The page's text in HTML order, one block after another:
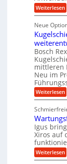
r
e
g
e
u
g
e
g
a
g
e
l
e
ü
r
r
ä
z
i
s
e
H
e
e
g
u
g
e
n
o
n
f
r
t
t
i
v
e
a
s
c
h
i
Weiterlesen:
g
i
t
a
l
e
r
e
r
k
z
e
g
k
r
e
i
s
Neue
Bosch
mittleren
Neu im
Weiterlesen:
g
e
l
s
c
i
e
Igus
Xiros auf
Weiterlesen: